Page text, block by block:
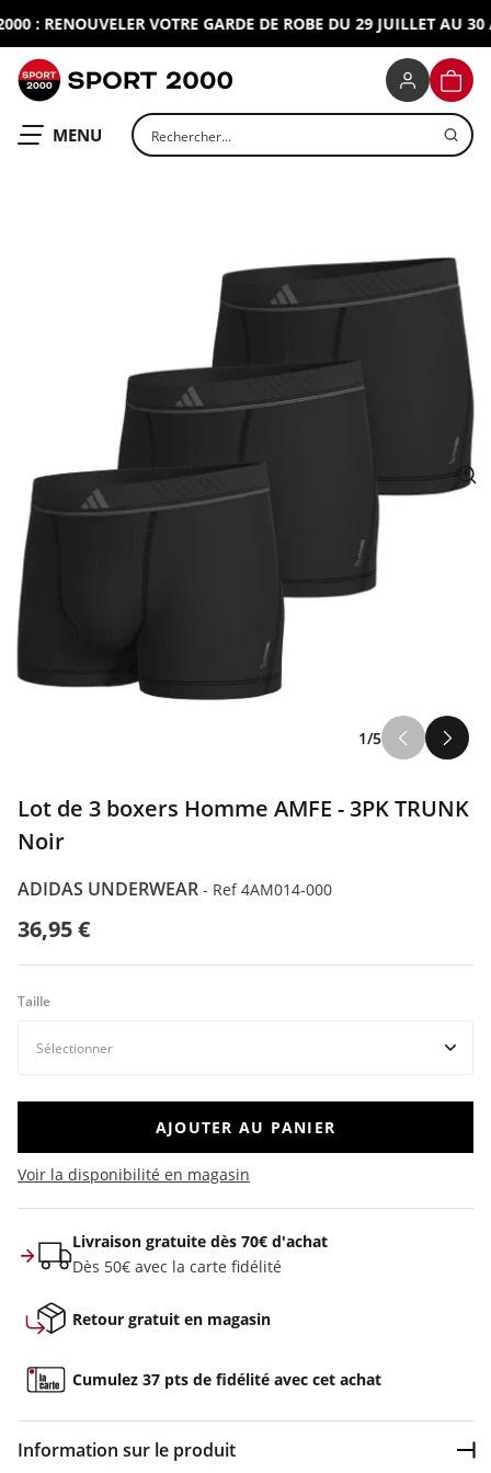
: RENOUVELER VOTRE GARDE DE ROBE DU 29 JUILLET AU 30
OUVRIR LE
MENU Rechercher un produit
1/5
Lot de 3 boxers Homme AMFE - 3PK TRUNK
Noir
ADIDAS UNDERWEAR - Ref 4AM014-000
36,95 €
Taille
AJOUTER AU PANIER
Voir la disponibilité en magasin
Livraison gratuite dès 70€ d'achat
Dès 50€ avec la carte fidélité
Retour gratuit en magasin
Cumulez 37 pts de fidélité avec cet achat
Information sur le produit